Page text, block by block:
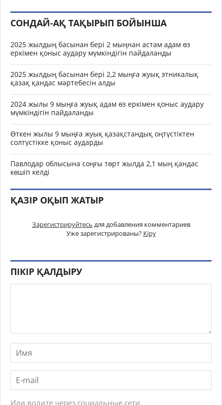
СОНДАЙ-АҚ ТАҚЫРЫП БОЙЫНША
2025 жылдың басынан бері 2 мыңнан астам адам өз
еркімен қоныс аудару мүмкіндігін пайдаланды
2025 жылдың басынан бері 2,2 мыңға жуық этникалық
қазақ қандас мәртебесін алды
2024 жылы 9 мыңға жуық адам өз еркімен қоныс аудару
мүмкіндігін пайдаланды
Өткен жылы 9 мыңға жуық қазақстандық оңтүстіктен
солтүстікке қоныс аударды
Павлодар облысына соңғы төрт жылда 2,1 мың қандас
көшіп келді
ҚАЗІР ОҚЫП ЖАТЫР
Зарегистрируйтесь для добавления комментариев
Уже зарегистрированы? Кіру
ПІКІР ҚАЛДЫРУ
Или водите через социальные сети